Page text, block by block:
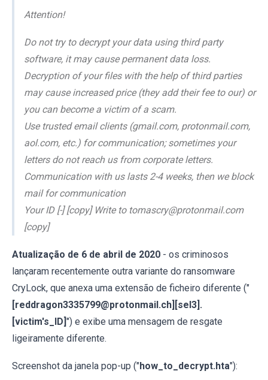
Attention!
Do not try to decrypt your data using third party
software, it may cause permanent data loss.
Decryption of your files with the help of third parties
may cause increased price (they add their fee to our) or
you can become a victim of a scam.
Use trusted email clients (gmail.com, protonmail.com,
aol.com, etc.) for communication; sometimes your
letters do not reach us from corporate letters.
Communication with us lasts 2-4 weeks, then we block
mail for communication
Your ID [-] [copy] Write to tomascry@protonmail.com
[copy]
Atualização de 6 de abril de 2020 - os criminosos
lançaram recentemente outra variante do ransomware
CryLock, que anexa uma extensão de ficheiro diferente ("
[reddragon3335799@protonmail.ch][sel3].
[victim's_ID]") e exibe uma mensagem de resgate
ligeiramente diferente.
Screenshot da janela pop-up ("how_to_decrypt.hta"):